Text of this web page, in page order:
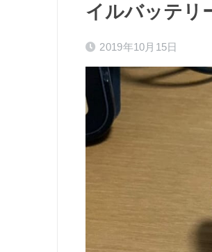
イルバッテリ
2019年10月15日